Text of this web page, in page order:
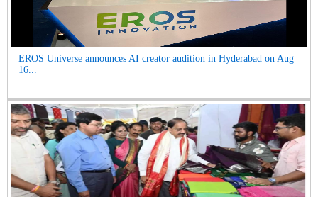
EROS Universe announces AI creator audition in Hyderabad on Aug
16...